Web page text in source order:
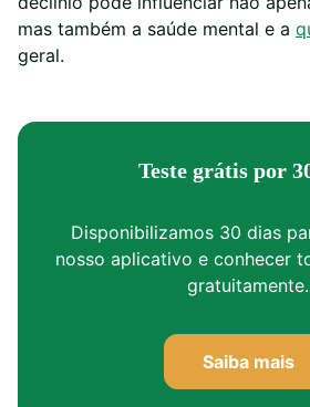
mas também a saúde mental e a
geral.
Teste grátis por
Disponibilizamos 30 dias
nosso aplicativo e conhecer
gratuitamente.
Saiba mais